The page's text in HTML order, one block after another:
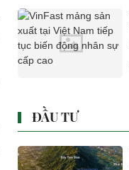
ĐẦU TƯ